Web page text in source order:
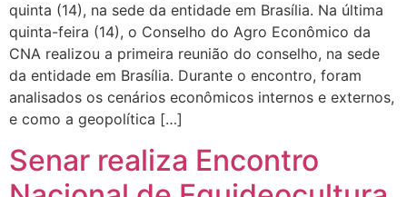
quinta (14), na sede da entidade em Brasília. Na última
quinta-feira (14), o Conselho do Agro Econômico da
CNA realizou a primeira reunião do conselho, na sede
da entidade em Brasília. Durante o encontro, foram
analisados os cenários econômicos internos e externos,
e como a geopolítica […]
Senar realiza Encontro